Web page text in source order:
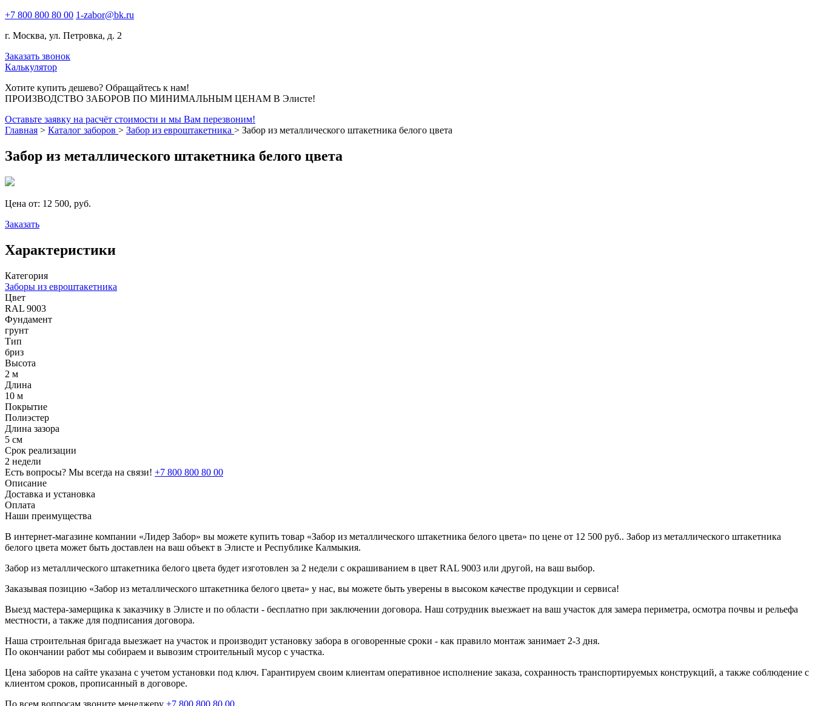
+7 800 800 80 00 1-zabor@bk.ru
г. Москва, ул. Петровка, д. 2
Заказать звонок
Калькулятор
Хотите купить дешево? Обращайтесь к нам!
ПРОИЗВОДСТВО ЗАБОРОВ ПО МИНИМАЛЬНЫМ ЦЕНАМ В Элисте!
Оставьте заявку на расчёт стоимости и мы Вам перезвоним!
Главная > Каталог заборов > Забор из евроштакетника > Забор из металлического штакетника белого цвета
Забор из металлического штакетника белого цвета
Цена от: 12 500, руб.
Заказать
Характеристики
Категория
Заборы из евроштакетника
Цвет
RAL 9003
Фундамент
грунт
Тип
бриз
Высота
2 м
Длина
10 м
Покрытие
Полиэстер
Длина зазора
5 см
Срок реализации
2 недели
Есть вопросы? Мы всегда на связи! +7 800 800 80 00
Описание
Доставка и установка
Оплата
Наши преимущества
В интернет-магазине компании «Лидер Забор» вы можете купить товар «Забор из металлического штакетника белого цвета» по цене от 12 500 руб.. Забор из металлического штакетника
белого цвета может быть доставлен на ваш объект в Элисте и Республике Калмыкия.
Забор из металлического штакетника белого цвета будет изготовлен за 2 недели с окрашиванием в цвет RAL 9003 или другой, на ваш выбор.
Заказывая позицию «Забор из металлического штакетника белого цвета» у нас, вы можете быть уверены в высоком качестве продукции и сервиса!
Выезд мастера-замерщика к заказчику в Элисте и по области - бесплатно при заключении договора. Наш сотрудник выезжает на ваш участок для замера периметра, осмотра почвы и рельефа
местности, а также для подписания договора.
Наша строительная бригада выезжает на участок и производит установку забора в оговоренные сроки - как правило монтаж занимает 2-3 дня.
По окончании работ мы собираем и вывозим строительный мусор с участка.
Цена заборов на сайте указана с учетом установки под ключ. Гарантируем своим клиентам оперативное исполнение заказа, сохранность транспортируемых конструкций, а также соблюдение с
клиентом сроков, прописанный в договоре.
По всем вопросам звоните менеджеру +7 800 800 80 00